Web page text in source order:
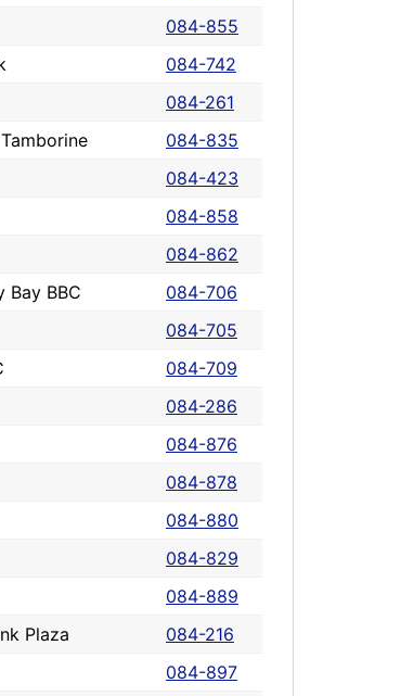
084-855
084-742
084-261
084-835
084-423
084-858
084-862
Bay BBC
084-706
084-705
084-709
084-286
084-876
084-878
084-880
084-829
084-889
Plaza
084-216
084-897